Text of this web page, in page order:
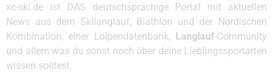
xc-ski.de ist DAS deutschsprachige Portal mit aktuellen
News aus dem Skilanglauf, Biathlon und der Nordischen
Kombination, einer Loipendatenbank, Langlauf-Community
und allem was du sonst noch über deine Lieblingssportarten
wissen solltest.